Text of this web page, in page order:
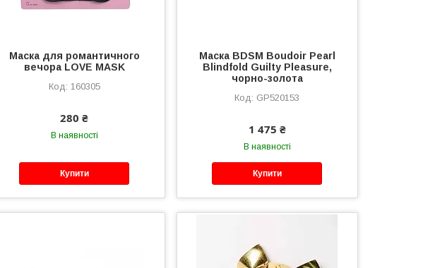
Маска для романтичного
вечора LOVE MASK
160305
280 ₴
В наявності
Купити
Маска BDSM Boudoir Pearl
Blindfold Guilty Pleasure,
чорно-золота
GP520153
1 475 ₴
В наявності
Купити